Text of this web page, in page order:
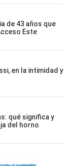
de 43 años que
Este
en la intimidad y
qué significa y
del horno